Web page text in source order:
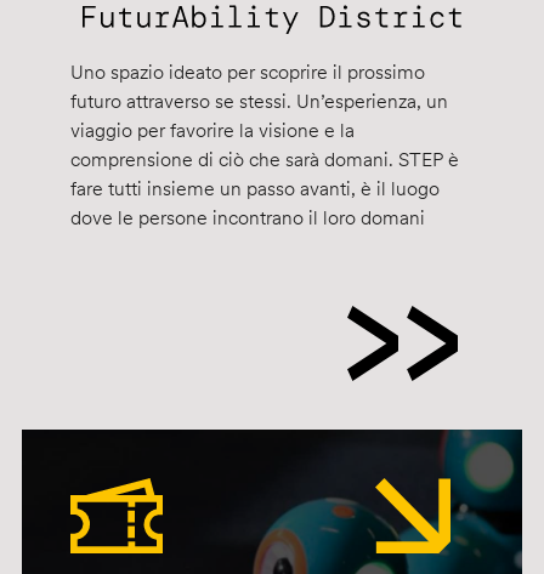
Uno spazio ideato per scoprire il prossimo
futuro attraverso se stessi. Un’esperienza, un
viaggio per favorire la visione e la
comprensione di ciò che sarà domani. STEP è
fare tutti insieme un passo avanti, è il luogo
dove le persone incontrano il loro domani